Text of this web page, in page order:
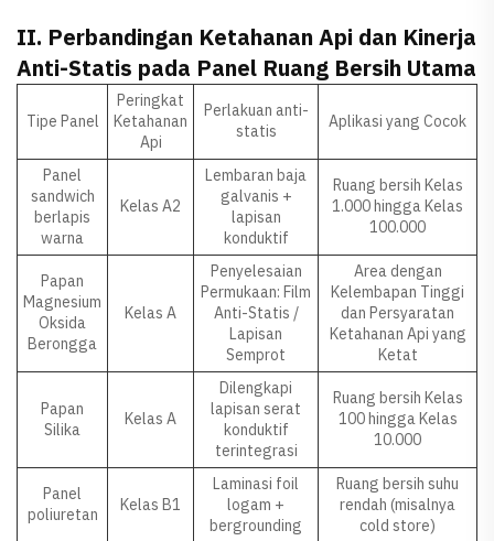
II. Perbandingan Ketahanan Api dan Kinerja
Anti-Statis pada Panel Ruang Bersih Utama
Tipe Panel
Peringkat
Ketahanan
Api
Perlakuan anti-
statis
Aplikasi yang Cocok
Panel
sandwich
berlapis
warna
Kelas A2
Lembaran baja
galvanis +
lapisan
konduktif
Ruang bersih Kelas
1.000 hingga Kelas
100.000
Papan
Magnesium
Oksida
Berongga
Kelas A
Penyelesaian
Permukaan: Film
Anti-Statis /
Lapisan
Semprot
Area dengan
Kelembapan Tinggi
dan Persyaratan
Ketahanan Api yang
Ketat
Papan
Silika
Kelas A
Dilengkapi
lapisan serat
konduktif
terintegrasi
Ruang bersih Kelas
100 hingga Kelas
10.000
Panel
poliuretan
Kelas B1
Laminasi foil
logam +
bergrounding
Ruang bersih suhu
rendah (misalnya
cold store)